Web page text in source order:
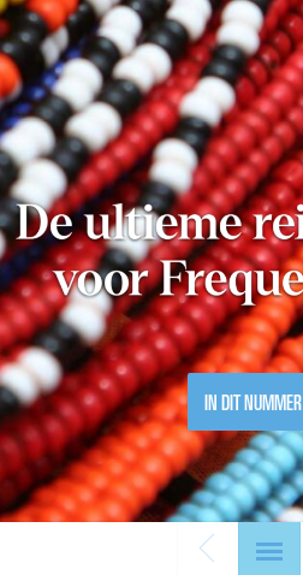
IN DIT NUMMER